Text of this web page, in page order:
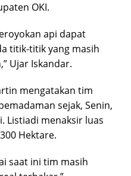
OKI.
api dapat
titik-titik yang masih
Ujar Iskandar.
mengatakan tim
sejak, Senin,
Listiadi menaksir luas
Hektare.
saat ini tim masih